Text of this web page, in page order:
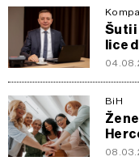
Šuti
lice
BiH